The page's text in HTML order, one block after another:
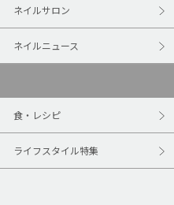
ネイルサロン
ネイルニュース
食・レシピ
ライフスタイル特集